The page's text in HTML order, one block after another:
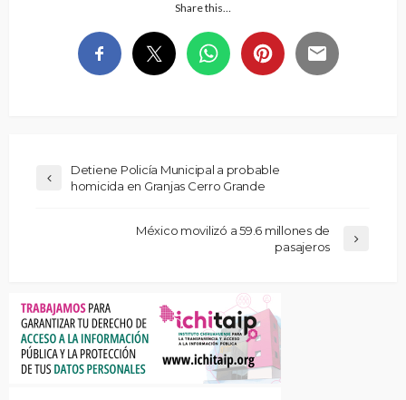
Share this…
Detiene Policía Municipal a probable
homicida en Granjas Cerro Grande
México movilizó a 59.6 millones de
pasajeros